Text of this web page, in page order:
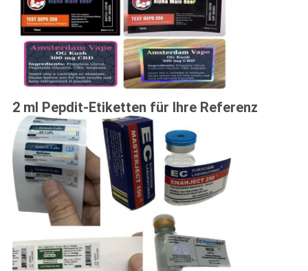
2 ml Pepdit-Etiketten für Ihre Referenz